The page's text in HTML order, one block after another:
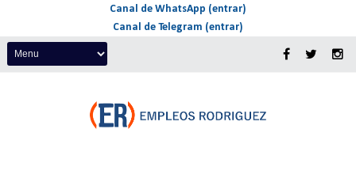
Canal de WhatsApp (entrar)
Canal de Telegram (entrar)